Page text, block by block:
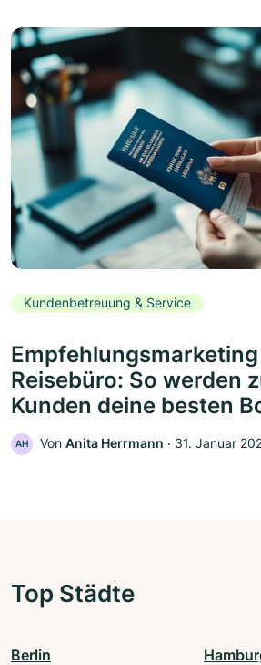
Kundenbetreuung & Service
Empfehlungsmarketing
Reisebüro: So werden
Kunden deine besten
AH Von Anita Herrmann ‧ 31. Januar
Top Städte
Berlin